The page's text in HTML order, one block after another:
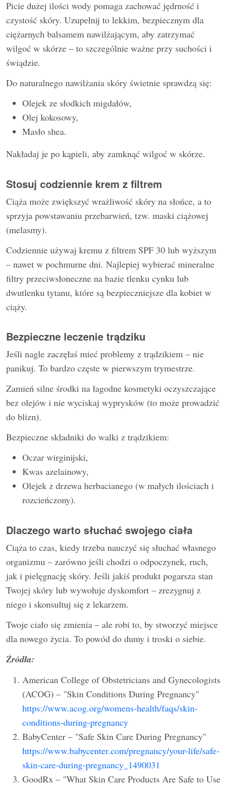
Picie dużej ilości wody pomaga zachować jędrność i
czystość skóry. Uzupełnij to lekkim, bezpiecznym dla
ciężarnych balsamem nawilżającym, aby zatrzymać
wilgoć w skórze – to szczególnie ważne przy suchości i
świądzie.
Do naturalnego nawilżania skóry świetnie sprawdzą się:
Olejek ze słodkich migdałów,
Olej kokosowy,
Masło shea.
Nakładaj je po kąpieli, aby zamknąć wilgoć w skórze.
Stosuj codziennie krem z filtrem
Ciąża może zwiększyć wrażliwość skóry na słońce, a to
sprzyja powstawaniu przebarwień, tzw. maski ciążowej
(melasmy).
Codziennie używaj kremu z filtrem SPF 30 lub wyższym
– nawet w pochmurne dni. Najlepiej wybierać mineralne
filtry przeciwsłoneczne na bazie tlenku cynku lub
dwutlenku tytanu, które są bezpieczniejsze dla kobiet w
ciąży.
Bezpieczne leczenie trądziku
Jeśli nagle zaczęłaś mieć problemy z trądzikiem – nie
panikuj. To bardzo częste w pierwszym trymestrze.
Zamień silne środki na łagodne kosmetyki oczyszczające
bez olejów i nie wyciskaj wyprysków (to może prowadzić
do blizn).
Bezpieczne składniki do walki z trądzikiem:
Oczar wirginijski,
Kwas azelainowy,
Olejek z drzewa herbacianego (w małych ilościach i
rozcieńczony).
Dlaczego warto słuchać swojego ciała
Ciąża to czas, kiedy trzeba nauczyć się słuchać własnego
organizmu – zarówno jeśli chodzi o odpoczynek, ruch,
jak i pielęgnację skóry. Jeśli jakiś produkt pogarsza stan
Twojej skóry lub wywołuje dyskomfort – zrezygnuj z
niego i skonsultuj się z lekarzem.
Twoje ciało się zmienia – ale robi to, by stworzyć miejsce
dla nowego życia. To powód do dumy i troski o siebie.​
Źródła:
American College of Obstetricians and Gynecologists
(ACOG) – "Skin Conditions During Pregnancy"
https://www.acog.org/womens-health/faqs/skin-
conditions-during-pregnancy
BabyCenter – "Safe Skin Care During Pregnancy"
https://www.babycenter.com/pregnancy/your-life/safe-
skin-care-during-pregnancy_1490031
GoodRx – "What Skin Care Products Are Safe to Use